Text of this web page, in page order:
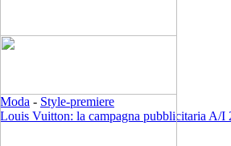
Moda - Style-premiere
Louis Vuitton: la campagna pubblicitaria A/I